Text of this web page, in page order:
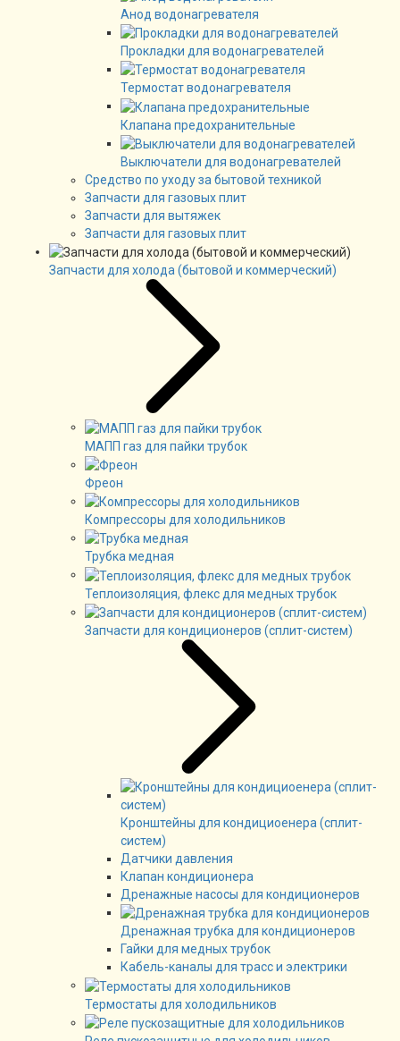
Анод водонагревателя
Прокладки для водонагревателей
Термостат водонагревателя
Клапана предохранительные
Выключатели для водонагревателей
Средство по уходу за бытовой техникой
Запчасти для газовых плит
Запчасти для вытяжек
Запчасти для газовых плит
Запчасти для холода (бытовой и коммерческий)
МАПП газ для пайки трубок
Фреон
Компрессоры для холодильников
Трубка медная
Теплоизоляция, флекс для медных трубок
Запчасти для кондиционеров (сплит-систем)
Кронштейны для кондициоенера (сплит-
систем)
Датчики давления
Клапан кондиционера
Дренажные насосы для кондиционеров
Дренажная трубка для кондиционеров
Гайки для медных трубок
Кабель-каналы для трасс и электрики
Термостаты для холодильников